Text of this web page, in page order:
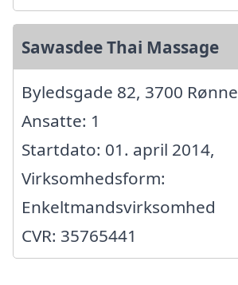
Sawasdee Thai Massage
Byledsgade 82, 3700 Rønne
Ansatte: 1
Startdato: 01. april 2014,
Virksomhedsform:
Enkeltmandsvirksomhed
CVR: 35765441